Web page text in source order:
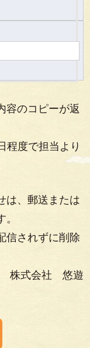
容のコピーが返
程度で担当より
は、郵送または
信されずに削除
株式会社 悠遊